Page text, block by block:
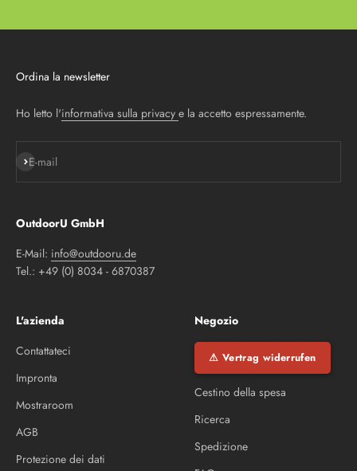
Ordina la newsletter
Ho letto l'informativa sulla privacy e la accetto espressamente.
E-mail
Iscriviti alla newsletter
OutdoorU GmbH
E-Mail: info@outdooru.de
Tel.: +49 (0) 8034 - 6870387
L'azienda
Contattateci
Impronta
Mostraroom
AGB
Protezione dei dati
Negozio
⚠ Vertrag widerrufen
Cestino della spesa
Ricerca
Spedizione